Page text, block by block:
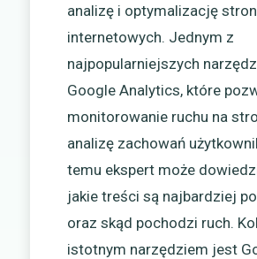
analizę i optymalizację stron
internetowych. Jednym z
najpopularniejszych
Google Analytics, które
monitorowanie ruchu na
analizę zachowań
temu ekspert może
jakie treści są najbardziej
oraz skąd pochodzi ruch.
istotnym narzędziem jest